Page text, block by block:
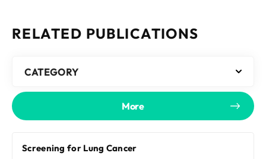
RELATED PUBLICATIONS
CATEGORY
More
Screening for Lung Cancer